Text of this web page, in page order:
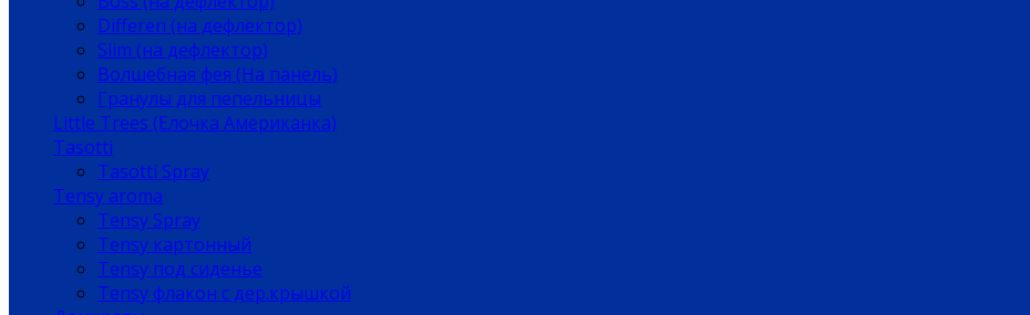
Differen (на дефлектор)
Slim (на дефлектор)
Волшебная фея (На панель)
Гранулы для пепельницы
Little Trees (Елочка Американка)
Tasotti
Tasotti Spray
Tensy aroma
Tensy Spray
Tensy картонный
Tensy под сиденье
Tensy флакон с дер.крышкой